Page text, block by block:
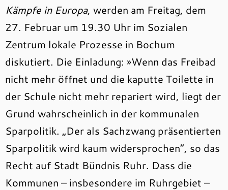
Kämpfe in Europa, werden am Freitag, dem
27. Februar um 19.30 Uhr im Sozialen
Zentrum lokale Prozesse in Bochum
diskutiert. Die Einladung: »Wenn das Freibad
nicht mehr öffnet und die kaputte Toilette in
der Schule nicht mehr repariert wird, liegt der
Grund wahrscheinlich in der kommunalen
Sparpolitik. „Der als Sachzwang präsentierten
Sparpolitik wird kaum widersprochen“, so das
Recht auf Stadt Bündnis Ruhr. Dass die
Kommunen – insbesondere im Ruhrgebiet –